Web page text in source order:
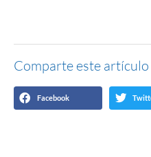
Comparte este artículo
Facebook